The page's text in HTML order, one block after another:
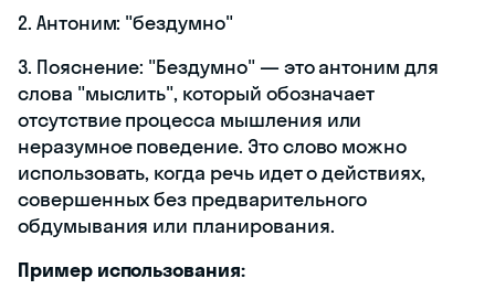
2. Антоним: "бездумно"
3. Пояснение: "Бездумно" — это антоним для
слова "мыслить", который обозначает
отсутствие процесса мышления или
неразумное поведение. Это слово можно
использовать, когда речь идет о действиях,
совершенных без предварительного
обдумывания или планирования.
Пример использования: